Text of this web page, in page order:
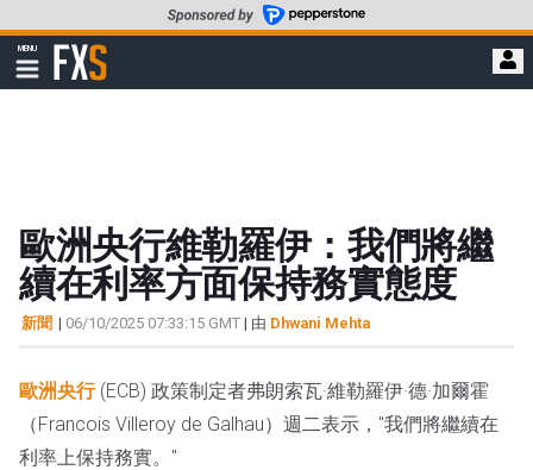
至
要
MENU
顯
示
FXStreet
歐洲央行維勒羅伊：我們將繼
續在利率方面保持務實態度
新聞 | 06/10/2025 07:33:15 GMT | 由 Dhwani Mehta
歐洲央行(ECB) 政策制定者弗朗索瓦·維勒羅伊·德·加爾霍
（Francois Villeroy de Galhau）週二表示，"我們將繼續在
利率上保持務實。"